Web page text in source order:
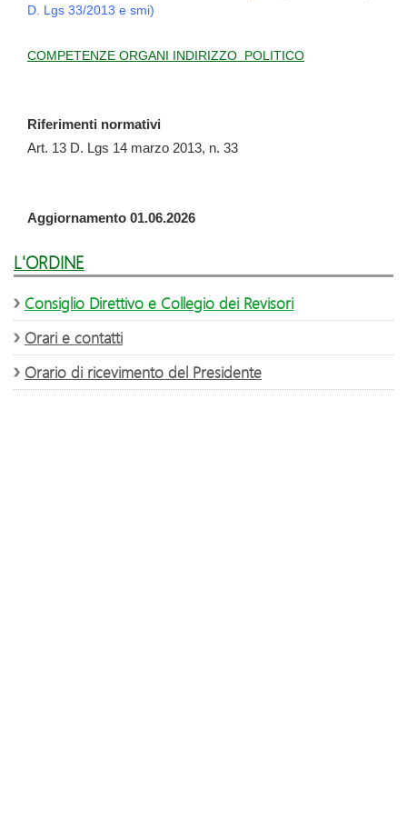
D. Lgs 33/2013 e smi)
COMPETENZE ORGANI INDIRIZZO POLITICO
Riferimenti normativi
Art. 13 D. Lgs 14 marzo 2013, n. 33
Aggiornamento 01.06.2026
L'ORDINE
Consiglio Direttivo e Collegio dei Revisori
Orari e contatti
Orario di ricevimento del Presidente